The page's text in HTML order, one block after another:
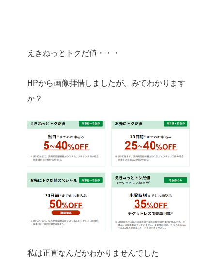
えきねっとトクだ値・・・
HPから画像拝借しましたが、みてわかります
か？
私は正直なんだかわかりませんでした